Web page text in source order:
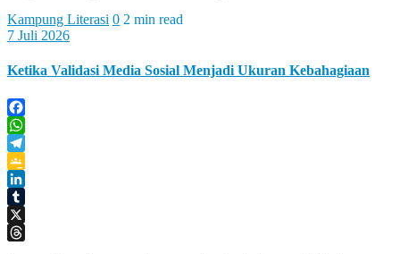
Kampung Literasi 0 2 min read
7 Juli 2026
Ketika Validasi Media Sosial Menjadi Ukuran Kebahagiaan
Facebook
WhatsApp
Telegram
Google
Classroom
LinkedIn
Tumblr
X